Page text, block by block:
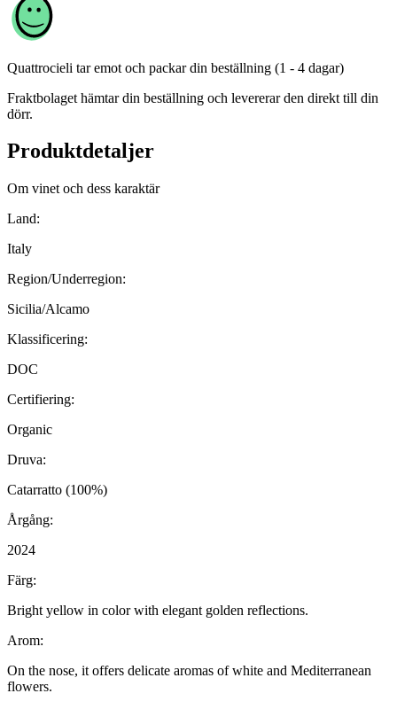
Quattrocieli tar emot och packar din beställning (1 - 4 dagar)
Fraktbolaget hämtar din beställning och levererar den direkt till din
dörr.
Produktdetaljer
Om vinet och dess karaktär
Land:
Italy
Region/Underregion:
Sicilia/Alcamo
Klassificering:
DOC
Certifiering:
Organic
Druva:
Catarratto (100%)
Årgång:
2024
Färg:
Bright yellow in color with elegant golden reflections.
Arom:
On the nose, it offers delicate aromas of white and Mediterranean
flowers.